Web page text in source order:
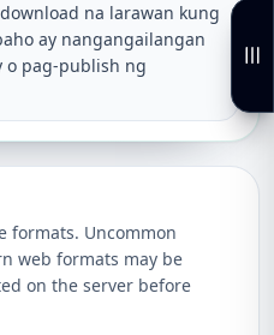
na larawan kung
ay nangangailangan
o pag-publish ng
formats. Uncommon
web formats may be
on the server before